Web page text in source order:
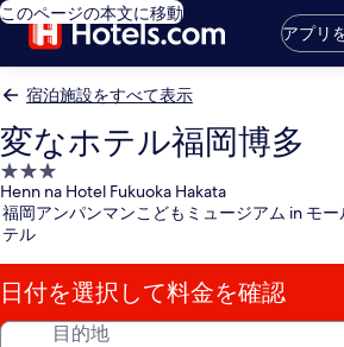
このページの本文に移動
アプリ
宿泊施設をすべて表示
変なホテル福岡博多
3.0
つ
星
宿
泊
施
設
Henn na Hotel Fukuoka Hakata
福岡アンパンマンこどもミュージアム in モ
テル
日付を選択して料金を確認
目的地